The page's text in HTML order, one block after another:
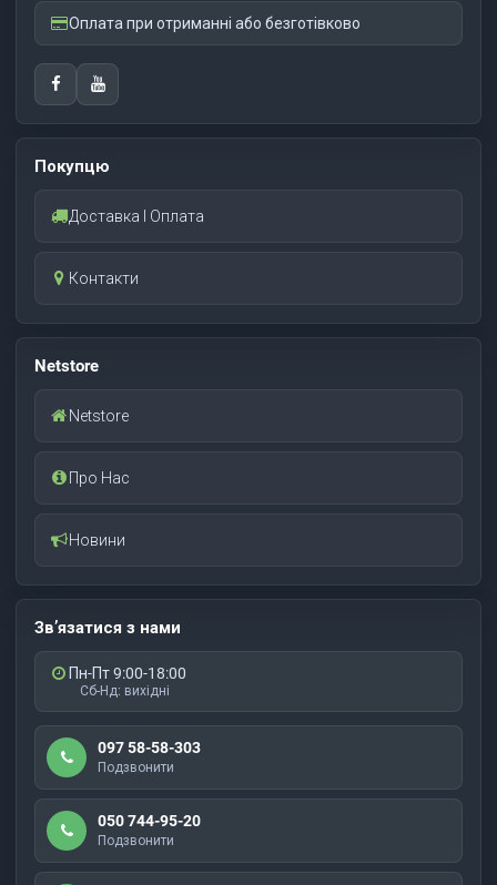
Оплата при отриманні або безготівково
Покупцю
Доставка І Оплата
Контакти
Netstore
Netstore
Про Нас
Новини
Зв’язатися з нами
Пн-Пт 9:00-18:00
Сб-Нд: вихідні
097 58-58-303
Подзвонити
050 744-95-20
Подзвонити